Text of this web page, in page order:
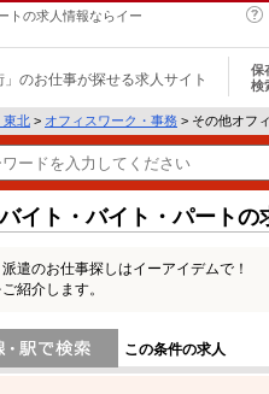
トの求人情報ならイー
」のお仕事が探せる求人サイト
保
検
東北 > オフィスワーク・事務 > その他オフ
イト・バイト・パートの
遣のお仕事探しはイーアイデムで！
紹介します。
この条件の求人